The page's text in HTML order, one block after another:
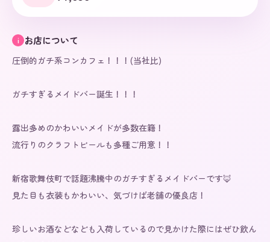
i お店について
圧倒的ガチ系コンカフェ！！！(当社比)
ガチすぎるメイドバー誕生！！！
露出多めのかわいいメイドが多数在籍！
流行りのクラフトビールも多種ご用意！！
新宿歌舞伎町で話題沸騰中のガチすぎるメイドバーです🦊
見た目も衣装もかわいい、気づけば老舗の優良店！
珍しいお酒などなども入荷しているので見かけた際にはぜひ飲ん